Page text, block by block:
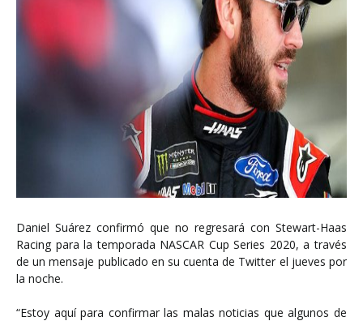
Daniel Suárez confirmó que no regresará con Stewart-Haas
Racing para la temporada NASCAR Cup Series 2020, a través
de un mensaje publicado en su cuenta de Twitter el jueves por
la noche.
“Estoy aquí para confirmar las malas noticias que algunos de